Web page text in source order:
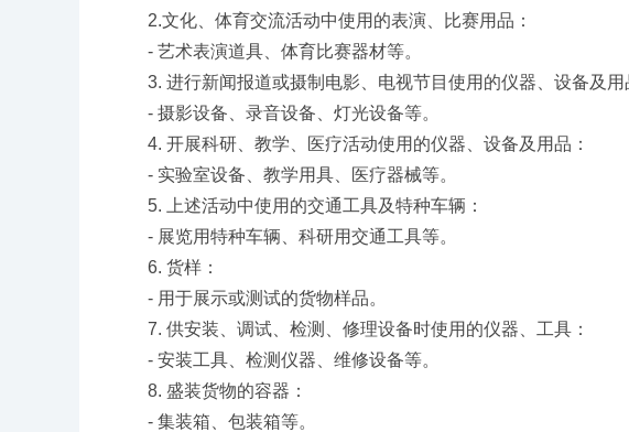
2.文化、体育交流活动中使用的表演、比赛用品：
- 艺术表演道具、体育比赛器材等。
3. 进行新闻报道或摄制电影、电视节目使用的仪器、设备及用
- 摄影设备、录音设备、灯光设备等。
4. 开展科研、教学、医疗活动使用的仪器、设备及用品：
- 实验室设备、教学用具、医疗器械等。
5. 上述活动中使用的交通工具及特种车辆：
- 展览用特种车辆、科研用交通工具等。
6. 货样：
- 用于展示或测试的货物样品。
7. 供安装、调试、检测、修理设备时使用的仪器、工具：
- 安装工具、检测仪器、维修设备等。
8. 盛装货物的容器：
- 集装箱、包装箱等。